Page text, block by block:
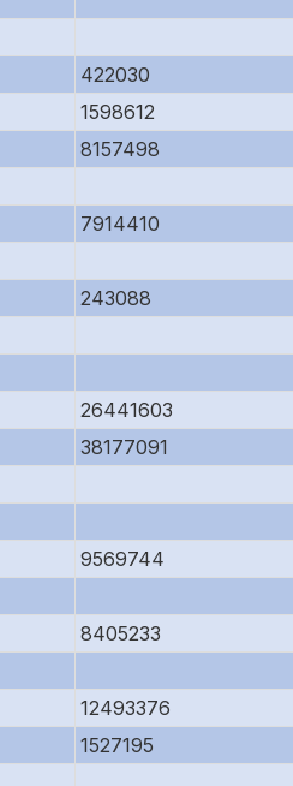
422030
1598612
8157498
7914410
243088
26441603
38177091
9569744
8405233
12493376
1527195